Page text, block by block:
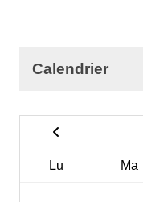
Calendrier
Lu Ma